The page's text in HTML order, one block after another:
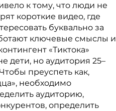
к тому, что люди не
короткие видео, где
буквально за
ключевые смыслы и
«Тиктока»
дети, но аудитория 25–
преуспеть как,
необходимо
аудиторию,
определить